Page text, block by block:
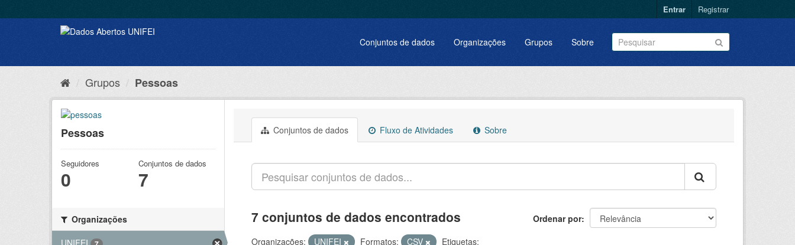
Entrar Registrar
Conjuntos de dados Organizações Grupos Sobre
Grupos Pessoas
Pessoas
Seguidores
0
Conjuntos de dados
7
Organizações
UNIFEI
Conjuntos de dados Fluxo de Atividades Sobre
Ordenar por
7 conjuntos de dados encontrados
Organizações: UNIFEI Formatos: CSV
Etiquetas: